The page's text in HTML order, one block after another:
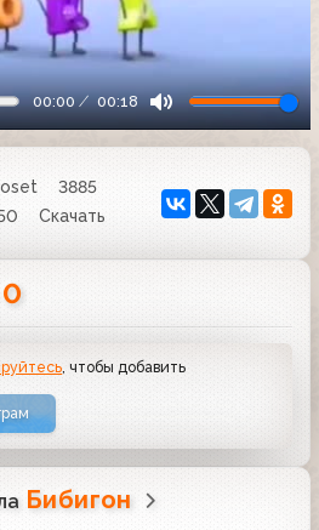
00:00 00:18
3885
Скачать
0
, чтобы добавить
Бибигон